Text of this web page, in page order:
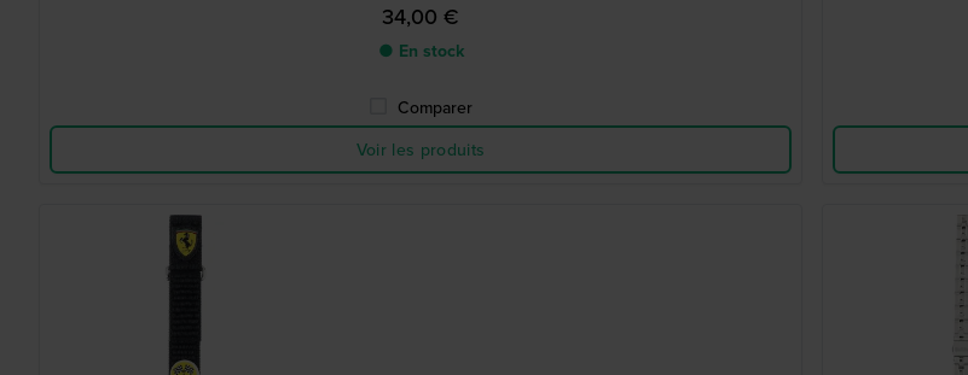
34,00 €
● En stock
Comparer
Voir les produits